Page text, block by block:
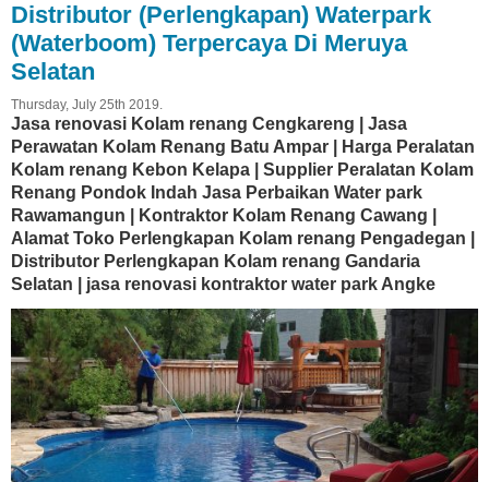
Distributor (Perlengkapan) Waterpark
(Waterboom) Terpercaya Di Meruya
Selatan
Thursday, July 25th 2019.
Jasa renovasi Kolam renang Cengkareng | Jasa
Perawatan Kolam Renang Batu Ampar | Harga Peralatan
Kolam renang Kebon Kelapa | Supplier Peralatan Kolam
Renang Pondok Indah Jasa Perbaikan Water park
Rawamangun | Kontraktor Kolam Renang Cawang |
Alamat Toko Perlengkapan Kolam renang Pengadegan |
Distributor Perlengkapan Kolam renang Gandaria
Selatan | jasa renovasi kontraktor water park Angke